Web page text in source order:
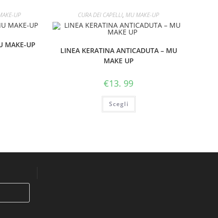
UP
MAKE-UP
CURA DEI CAPELLI,MU MAKE-UP
LINEA KERATINA ANTICADUTA – MU
MAKE UP
€13. 99
Scegli